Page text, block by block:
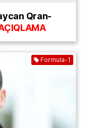
Qran-
Formula-1